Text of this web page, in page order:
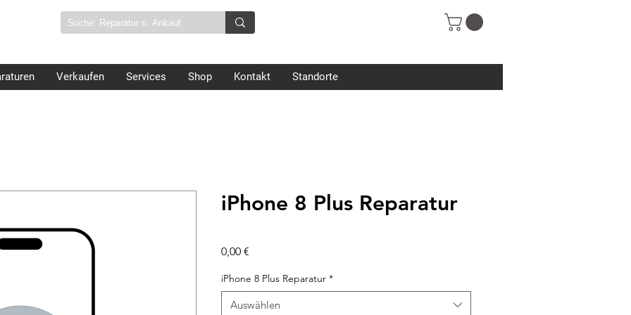
Verkaufen Services Shop Kontakt Standorte
iPhone 8 Plus Reparatur
0,00 €
iPhone 8 Plus Reparatur *
Auswählen